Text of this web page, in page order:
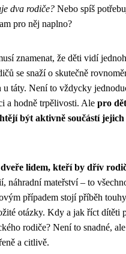
dva rodiče? Nebo spíš
pro něj naplno?
znamenat, že děti vidí
se snaží o skutečně
táty. Není to vždycky
a hodně trpělivosti. Ale pro
být aktivně součástí
lidem, kteří by dřív
náhradní mateřství – to
případem stojí příběh
otázky. Kdy a jak říct dítěti
rodiče? Není to snadné,
a citlivě.